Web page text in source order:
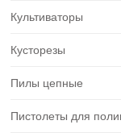
Культиваторы
Кусторезы
Пилы цепные
Пистолеты для